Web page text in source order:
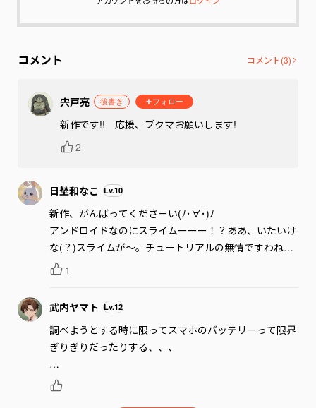
コメント コメント(3)
宍戸亮 後書き フォロー
新作です!!　応援、ブクマお願いします!
2
日埜和なこ Lv.10
新作、がんばってくださーい(ﾉ･∀･)ﾉ
アンドロイドなのにスライムーーー！？ああ、いたいけ
な(？)スライムが～。チュートリアルの無情ですわね
(。・ω・。)
1
武内ヤマト Lv.12
調べようとする時に限ってスマホのバッテリーって限界
ぎりぎりだったりする、、、
カプセルから出てきたということは本当に生まれたての